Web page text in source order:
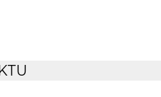
Ze względu
się, nie powoduje też